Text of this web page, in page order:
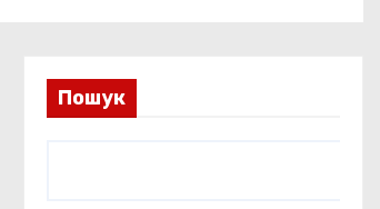
Пошук